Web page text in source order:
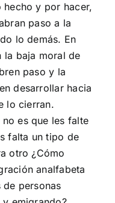
y por hacer,
paso a la
lo demás. En
la baja moral de
paso y la
desarrollar hacia
lo cierran.
es que les falte
falta un tipo de
otro ¿Cómo
analfabeta
personas